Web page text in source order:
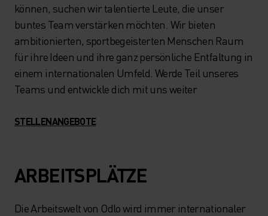
können, suchen wir talentierte Leute, die unser
buntes Team verstärken möchten. Wir bieten
ambitionierten, sportbegeisterten Menschen Raum
für ihre Ideen und ihre ganz persönliche Entfaltung in
einem internationalen Umfeld. Werde Teil unseres
Teams und entwickle dich mit uns weiter
STELLENANGEBOTE
ARBEITSPLÄTZE
Die Arbeitswelt von Odlo wird immer internationaler